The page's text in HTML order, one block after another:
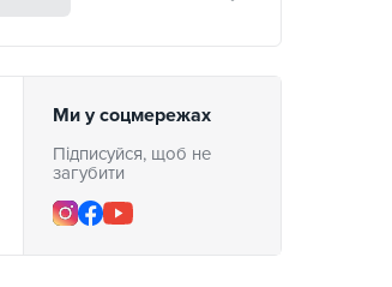
Ми у соцмережах
Підписуйся, щоб не
загубити